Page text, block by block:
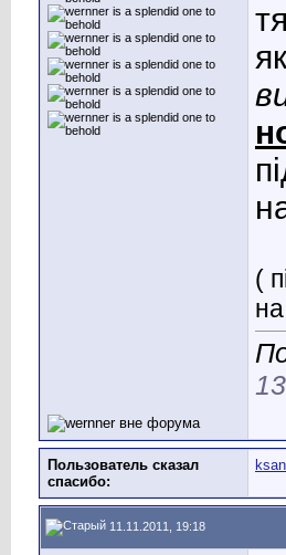
(
Пользователь сказал
cпасибо:
11.11.2011, 19:18